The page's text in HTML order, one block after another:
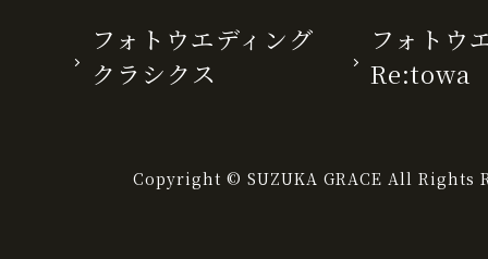
フォトウエディング
クラシクス
フォトウ
Re:towa
Copyright © SUZUKA GRACE All Rights